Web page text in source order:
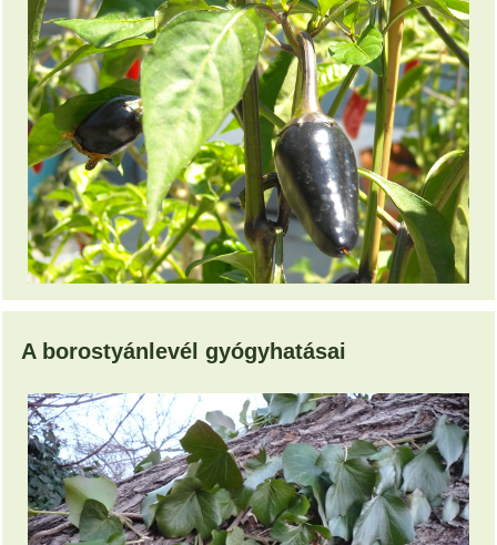
A borostyánlevél gyógyhatásai